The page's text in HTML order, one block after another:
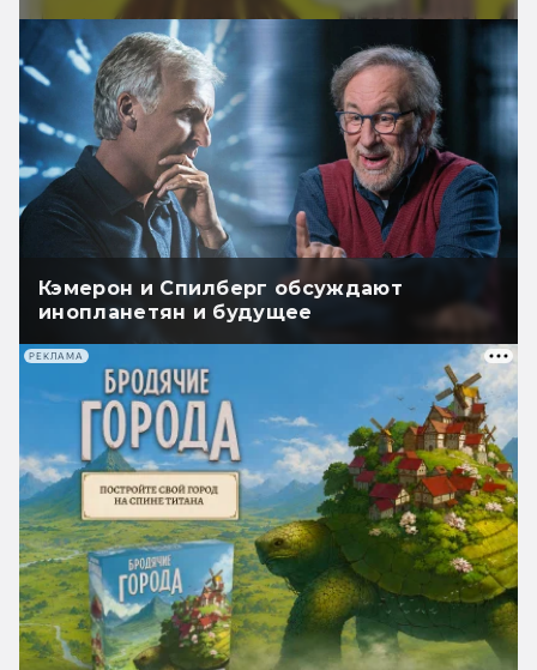
Кэмерон и Спилберг обсуждают
инопланетян и будущее
РЕКЛАМА